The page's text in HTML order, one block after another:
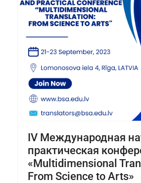
IV Международная
практическая
«Multidimensional
From Science to Arts»